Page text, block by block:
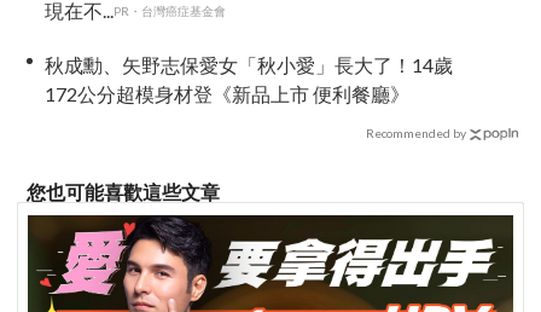
現在不...PR・台灣癌症基金會
秋成勳、矢野志保愛女「秋小愛」長大了！14歲
172公分超模身材登《新品上市 便利餐廳》
Recommended by
您也可能喜歡這些文章